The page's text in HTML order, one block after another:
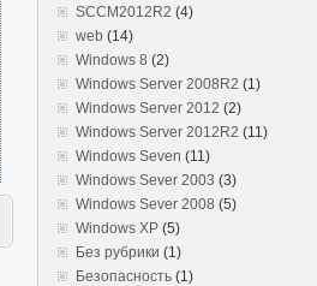
SCCM2012R2 (4)
web (14)
Windows 8 (2)
Windows Server 2008R2 (1)
Windows Server 2012 (2)
Windows Server 2012R2 (11)
Windows Seven (11)
Windows Sever 2003 (3)
Windows Sever 2008 (5)
Windows XP (5)
Без рубрики (1)
Безопасность (1)